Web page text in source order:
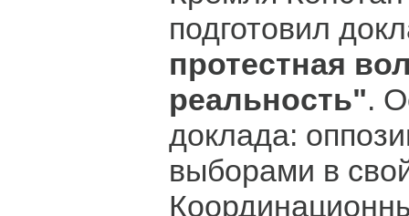
подготовил
протестная
реальность".
доклада:
выборами в